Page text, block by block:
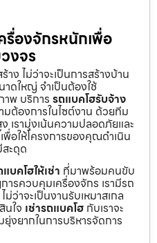
รื่องจักรหนักเพื่อ
งจร
ง ไม่ว่าจะเป็นการสร้างบ้าน
ดใหญ่ จำเป็นต้องใช้
พ บริการ รถแบคโฮรับจ้าง
ต้องการในไซต์งาน ด้วยทีม
รามุ่งเน้นความปลอดภัยและ
พื่อให้โครงการของคุณดำเนิน
ะดุด
บคโฮให้เช่า ที่มาพร้อมคนขับ
รควบคุมเครื่องจักร เรามีรถ
ว่าจะเป็นงานรับเหมาสเกล
นใจ เช่ารถแบคโฮ กับเราจะ
งยากในการบริหารจัดการ